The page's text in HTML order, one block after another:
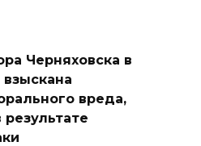
Черняховска в
вреда,